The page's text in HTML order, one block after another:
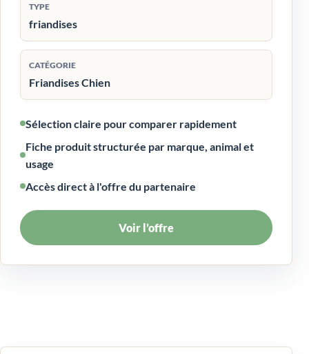
TYPE
friandises
CATÉGORIE
Friandises Chien
Sélection claire pour comparer rapidement
Fiche produit structurée par marque, animal et
usage
Accès direct à l'offre du partenaire
Voir l’offre